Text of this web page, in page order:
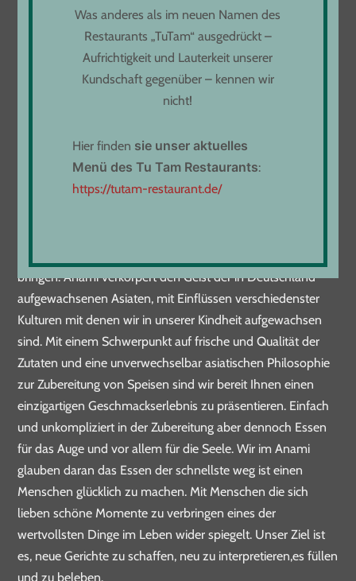
Samstag - Sonntag 11:30 bis 22:30
Tel. 07161 61 97 234
DAS ANAMI RESTAURANT
✻
bringen. Anami verkörpert den Geist der in Deutschland
aufgewachsenen Asiaten, mit Einflüssen verschiedenster
Kulturen mit denen wir in unserer Kindheit aufgewachsen
sind. Mit einem Schwerpunkt auf frische und Qualität der
Zutaten und eine unverwechselbar asiatischen Philosophie
zur Zubereitung von Speisen sind wir bereit Ihnen einen
einzigartigen Geschmackserlebnis zu präsentieren. Einfach
und unkompliziert in der Zubereitung aber dennoch Essen
für das Auge und vor allem für die Seele. Wir im Anami
glauben daran das Essen der schnellste weg ist einen
Menschen glücklich zu machen. Mit Menschen die sich
lieben schöne Momente zu verbringen eines der
wertvollsten Dinge im Leben wider spiegelt. Unser Ziel ist
es, neue Gerichte zu schaffen, neu zu interpretieren,es füllen
und zu beleben.
Was anderes als im neuen Namen des
Restaurants „TuTam“ ausgedrückt –
Aufrichtigkeit und Lauterkeit unserer
Kundschaft gegenüber – kennen wir
nicht!
Hier finden sie unser aktuelles
Menü des Tu Tam Restaurants:
https://tutam-restaurant.de/